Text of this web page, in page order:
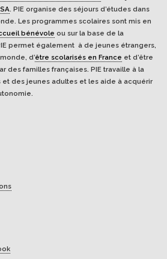
. PIE organise des séjours d’études dans
Les programmes scolaires sont mis en
bénévole ou sur la base de la
permet également à de jeunes étrangers,
d’être scolarisés en France et d’être
des familles françaises. PIE travaille à la
des jeunes adultes et les aide à acquérir